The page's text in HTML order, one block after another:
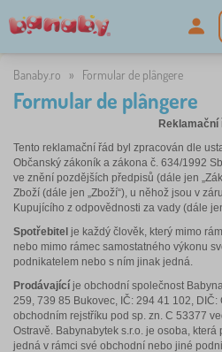
Banaby.ro » Formular de plângere
Formular de plângere
Reklamační
Tento reklamační řád byl zpracován dle
Občanský zákoník a zákona č. 634/1992
ve znění pozdějších předpisů (dále jen
Zboží (dále jen „Zboží“), u něhož jsou v
Kupujícího z odpovědnosti za vady (dále
Spotřebitel je každý člověk, který mimo
nebo mimo rámec samostatného výkonu
podnikatelem nebo s ním jinak jedná.
Prodávající je obchodní společnost
259, 739 85 Bukovec, IČ: 294 41 102,
obchodním rejstříku pod sp. zn. C 53377
Ostravě. Babynabytek s.r.o. je osoba,
jedná v rámci své obchodní nebo jiné